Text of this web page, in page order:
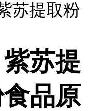
苏提取粉
苏提
品原